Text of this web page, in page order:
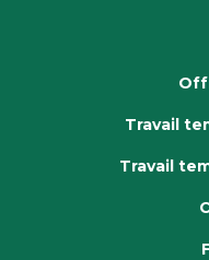
Travail
Travail